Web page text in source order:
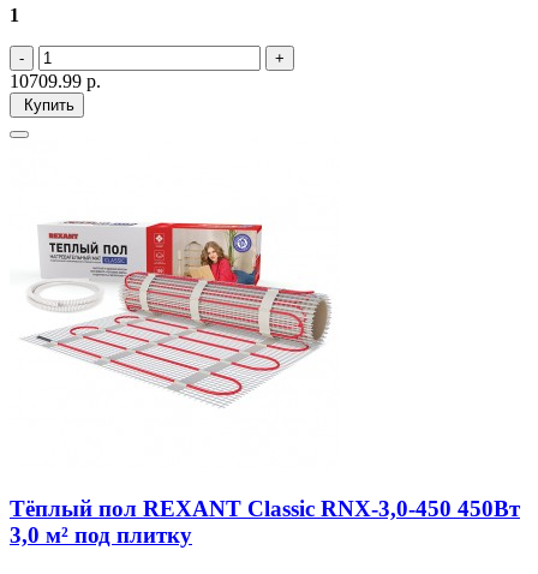
1
10709.99 р.
Купить
Тёплый пол REXANT Classic RNX-3,0-450 450Вт
3,0 м² под плитку